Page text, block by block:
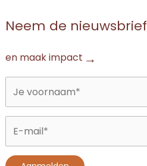
Neem de nieuwsbrief
en maak impact